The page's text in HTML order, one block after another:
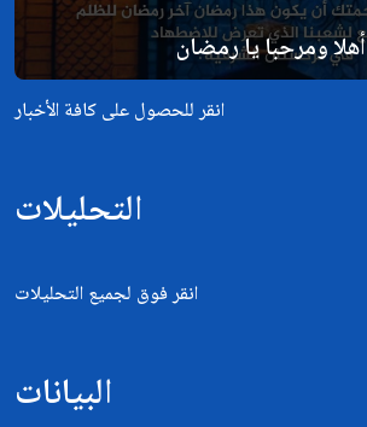
أهلا ومرحبا يا رمضان
انقر للحصول على كافة الأخبار
التحليلات
انقر فوق لجميع التحليلات
البيانات